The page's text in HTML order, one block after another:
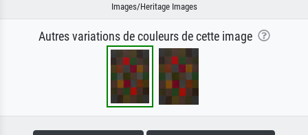
Images/Heritage Images
Autres variations de couleurs de cette image